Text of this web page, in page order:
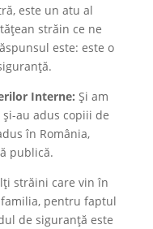
este un atu al
străin ce ne
este: este o
Interne: Și am
au adus copiii de
în România,
publică.
străini care vin în
familia, pentru faptul
de siguranță este